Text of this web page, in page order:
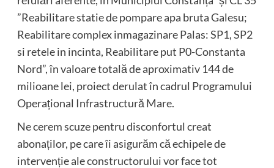
”Reabilitare statie de pompare apa bruta Galesu;
Reabilitare complex inmagazinare Palas: SP1, SP2
si retele in incinta, Reabilitare put P0-Constanta
Nord”, în valoare totală de aproximativ 144 de
milioane lei, proiect derulat în cadrul Programului
Operațional Infrastructură Mare.
Ne cerem scuze pentru disconfortul creat
abonaților, pe care îi asigurăm că echipele de
intervenție ale constructorului vor face tot